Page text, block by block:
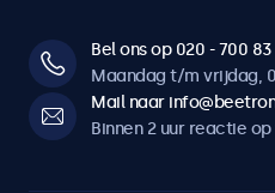
Bel ons op 020 - 700
Maandag t/m vrijdag,
Mail naar
Binnen 2 uur reactie